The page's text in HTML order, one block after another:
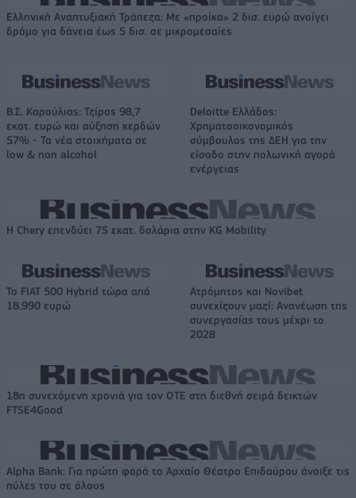
Ελληνική Αναπτυξιακή Τράπεζα: Με «προίκα» 2 δισ. ευρώ ανοίγει
δρόμο για δάνεια έως 5 δισ. σε μικρομεσαίες
Β.Σ. Καρούλιας: Τζίρος 98,7
εκατ. ευρώ και αύξηση κερδών
57% - Τα νέα στοιχήματα σε
low & non alcohol
Deloitte Ελλάδος:
Χρηματοοικονομικός
σύμβουλος της ΔΕΗ για την
είσοδο στην πολωνική αγορά
ενέργειας
Η Chery επενδύει 75 εκατ. δολάρια στην KG Mobility
Το FIAT 500 Hybrid τώρα από
18.990 ευρώ
Ατρόμητος και Novibet
συνεχίζουν μαζί: Ανανέωση της
συνεργασίας τους μέχρι το
2028
18η συνεχόμενη χρονιά για τον ΟΤΕ στη διεθνή σειρά δεικτών
FTSE4Good
Alpha Bank: Για πρώτη φορά το Αρχαίο Θέατρο Επιδαύρου άνοιξε τις
πύλες του σε όλους